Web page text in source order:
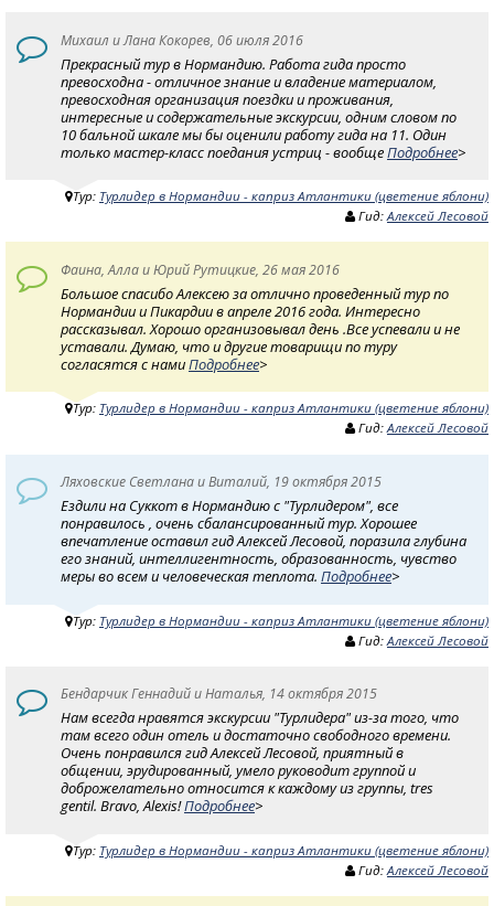
Михаил и Лана Кокорев, 06 июля 2016
Прекрасный тур в Нормандию. Работа гида просто
превосходна - отличное знание и владение материалом,
превосходная организация поездки и проживания,
интересные и содержательные экскурсии, одним словом по
10 бальной шкале мы бы оценили работу гида на 11. Один
только мастер-класс поедания устриц - вообщеПодробнее>
Тур: Турлидер в Нормандии - каприз Атлантики (цветение яблони)
Гид:Алексей Лесовой
Фаина, Алла и Юрий Рутицкие, 26 мая 2016
Большое спасибо Алексею за отлично проведенный тур по
Нормандии и Пикардии в апреле 2016 года. Интересно
рассказывал. Хорошо организовывал день .Все успевали и не
уставали. Думаю, что и другие товарищи по туру
согласятся с намиПодробнее>
Тур: Турлидер в Нормандии - каприз Атлантики (цветение яблони)
Гид:Алексей Лесовой
Ляховские Светлана и Виталий, 19 октября 2015
Ездили на Суккот в Нормандию с "Турлидером", все
понравилось , очень сбалансированный тур. Хорошее
впечатление оставил гид Алексей Лесовой, поразила глубина
его знаний, интеллигентность, образованность, чувство
меры во всем и человеческая теплота. Подробнее>
Тур: Турлидер в Нормандии - каприз Атлантики (цветение яблони)
Гид: Алексей Лесовой
Бендарчик Геннадий и Наталья, 14 октября 2015
Нам всегда нравятся экскурсии "Турлидера" из-за того, что
там всего один отель и достаточно свободного времени.
Очень понравился гид Алексей Лесовой, приятный в
общении, эрудированный, умело руководит группой и
доброжелательно относится к каждому из группы, tres
gentil. Bravo, Alexis!Подробнее>
Тур: Турлидер в Нормандии - каприз Атлантики (цветение яблони)
Гид: Алексей Лесовой